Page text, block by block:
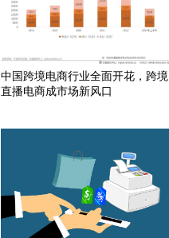
中国跨境电商行业全面开花，跨境
直播电商成市场新风口